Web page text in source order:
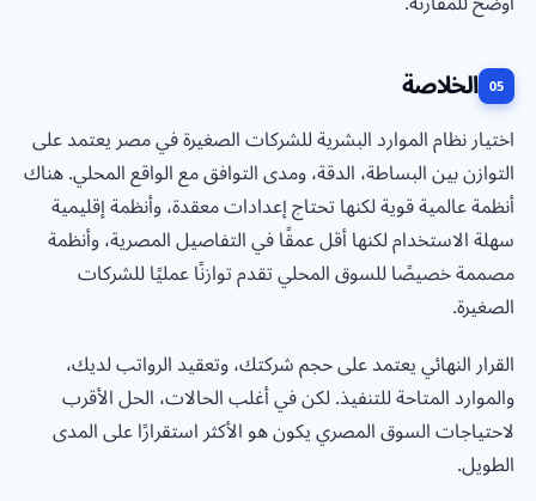
الخلاصة
اختيار نظام الموارد البشرية للشركات الصغيرة في مصر يعتمد على
التوازن بين البساطة، الدقة، ومدى التوافق مع الواقع المحلي. هناك
أنظمة عالمية قوية لكنها تحتاج إعدادات معقدة، وأنظمة إقليمية
سهلة الاستخدام لكنها أقل عمقًا في التفاصيل المصرية، وأنظمة
مصممة خصيصًا للسوق المحلي تقدم توازنًا عمليًا للشركات
الصغيرة.
القرار النهائي يعتمد على حجم شركتك، وتعقيد الرواتب لديك،
والموارد المتاحة للتنفيذ. لكن في أغلب الحالات، الحل الأقرب
لاحتياجات السوق المصري يكون هو الأكثر استقرارًا على المدى
الطويل.